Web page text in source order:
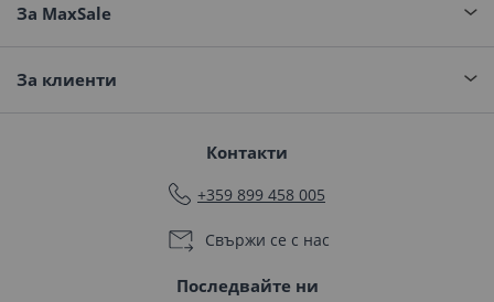
За MaxSale
За клиенти
Контакти
+359 899 458 005
Свържи се с нас
Последвайте ни